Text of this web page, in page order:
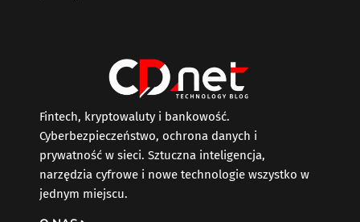
Fintech, kryptowaluty i bankowość.
Cyberbezpieczeństwo, ochrona danych i
prywatność w sieci. Sztuczna inteligencja,
narzędzia cyfrowe i nowe technologie wszystko w
jednym miejscu.